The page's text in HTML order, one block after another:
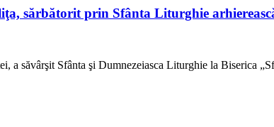
sărbătorit prin Sfânta Liturghie
a săvârşit Sfânta şi Dumnezeiasca Liturghie la Biserica